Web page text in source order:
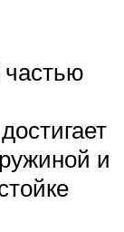
частью
и